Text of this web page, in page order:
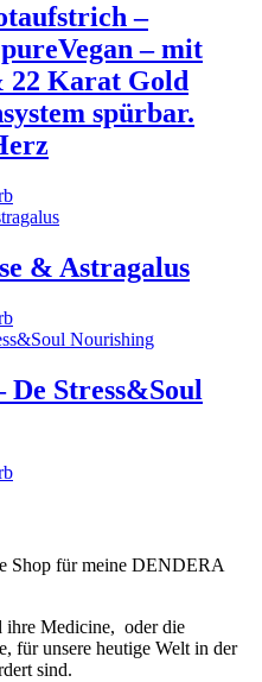
–
– mit
22 Karat Gold
spürbar.
& Astragalus
Stress&Soul
Shop für meine DENDERA
Medicine, oder die
für unsere heutige Welt in der
sind.